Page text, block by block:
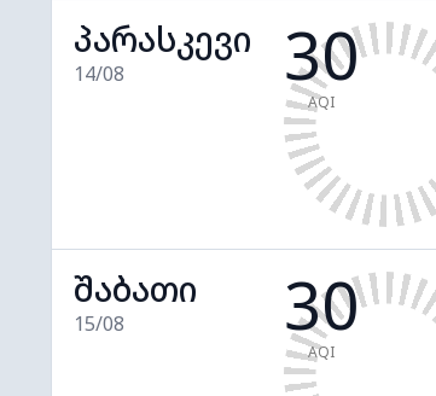
პარასკევი
14/08 30
AQI
შაბათი
15/08 30
AQI